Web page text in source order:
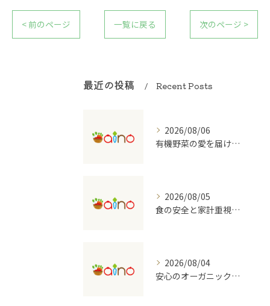
< 前のページ 一覧に戻る 次のページ >
最近の投稿 Recent Posts
2026/08/06
有機野菜の愛を届ける宅配の魅力
2026/08/05
食の安全と家計重視の有機野菜宅配を大阪府で始めるコツ
2026/08/04
安心のオーガニック食品を支える宅配のしくみ